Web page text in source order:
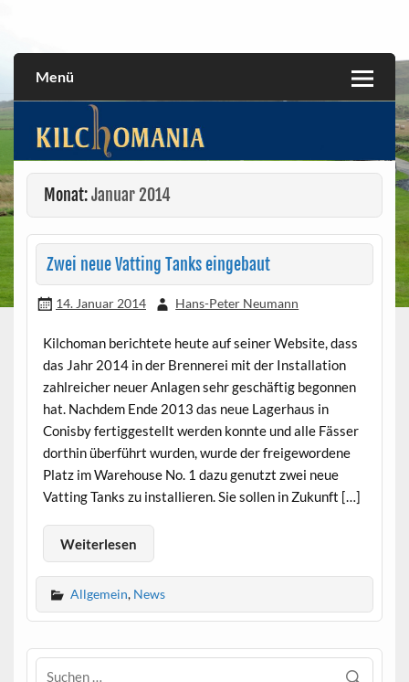
Menü
Monat:Januar 2014
Zwei neue Vatting Tanks eingebaut
14. Januar 2014 Hans-Peter Neumann
Kilchoman berichtete heute auf seiner Website, dass
das Jahr 2014 in der Brennerei mit der Installation
zahlreicher neuer Anlagen sehr geschäftig begonnen
hat. Nachdem Ende 2013 das neue Lagerhaus in
Conisby fertiggestellt werden konnte und alle Fässer
dorthin überführt wurden, wurde der freigewordene
Platz im Warehouse No. 1 dazu genutzt zwei neue
Vatting Tanks zu installieren. Sie sollen in Zukunft […]
Weiterlesen
Allgemein, News